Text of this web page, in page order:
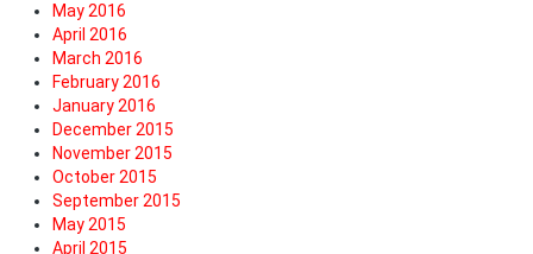
May 2016
April 2016
March 2016
February 2016
January 2016
December 2015
November 2015
October 2015
September 2015
May 2015
April 2015